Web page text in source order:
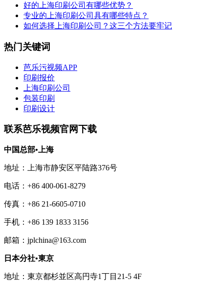
好的上海印刷公司有哪些优势？
专业的上海印刷公司具有哪些特点？
如何选择上海印刷公司？这三个方法要牢记
热门关键词
芭乐污视频APP
印刷报价
上海印刷公司
包装印刷
印刷设计
联系芭乐视频官网下载
中国总部•上海
地址：上海市静安区平陆路376号
电话：+86 400-061-8279
传真：+86 21-6605-0710
手机：+86 139 1833 3156
邮箱：jplchina@163.com
日本分社•東京
地址：東京都杉並区高円寺1丁目21-5 4F